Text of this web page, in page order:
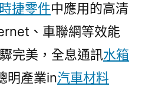
捷零件中應用的高清
、車聯網等效能
完美，全息通訊水箱
明產業in汽車材料